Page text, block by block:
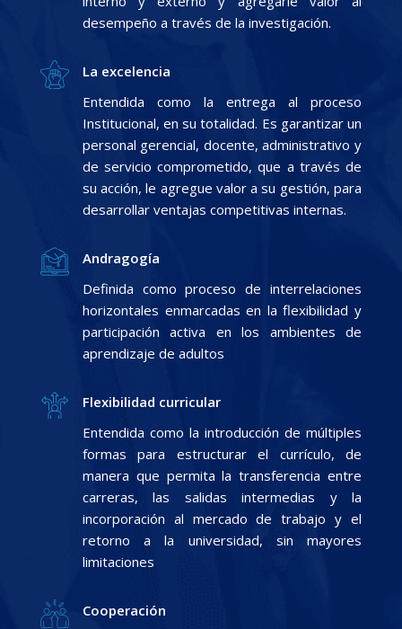
desempeño a través de la investigación.
La excelencia
Entendida como la entrega al proceso
Institucional, en su totalidad. Es garantizar un
personal gerencial, docente, administrativo y
de servicio comprometido, que a través de
su acción, le agregue valor a su gestión, para
desarrollar ventajas competitivas internas.
Andragogía
Definida como proceso de interrelaciones
horizontales enmarcadas en la flexibilidad y
participación activa en los ambientes de
aprendizaje de adultos
Flexibilidad curricular
Entendida como la introducción de múltiples
formas para estructurar el currículo, de
manera que permita la transferencia entre
carreras, las salidas intermedias y la
incorporación al mercado de trabajo y el
retorno a la universidad, sin mayores
limitaciones
Cooperación